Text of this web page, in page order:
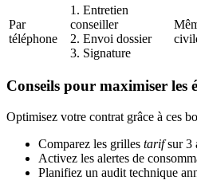
Par
téléphone
1. Entretien
conseiller
2. Envoi dossier
3. Signature
Conseils pour maximiser les
Optimisez votre contrat grâce à ces
Comparez les grilles tarifsur 3
Activez les alertes de
Planifiez un audit technique